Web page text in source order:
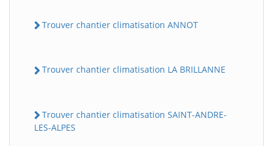
Trouver chantier climatisation ANNOT
Trouver chantier climatisation LA BRILLANNE
Trouver chantier climatisation SAINT-ANDRE-
LES-ALPES